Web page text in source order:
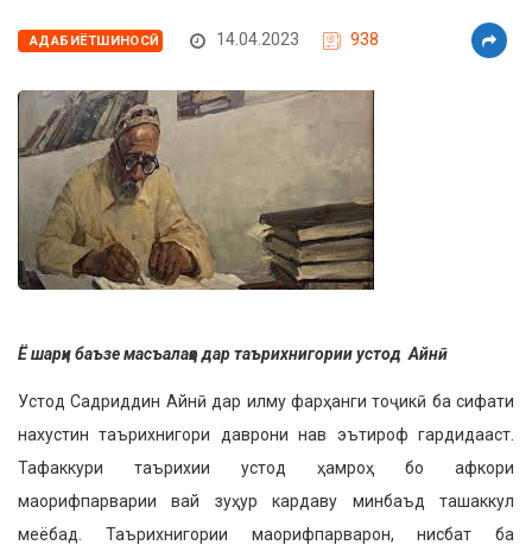
АДАБИЁТШИНОСӢ 14.04.2023 938
Ё шарҳи баъзе масъалаҳо дар таърихнигории устод Айнӣ
Устод Садриддин Айнӣ дар илму фарҳанги тоҷикӣ ба сифати
нахустин таърихнигори даврони нав эътироф гардидааст.
Тафаккури таърихии устод ҳамроҳ бо афкори
маорифпарварии вай зуҳур кардаву минбаъд ташаккул
меёбад. Таърихнигории маорифпарварон, нисбат ба